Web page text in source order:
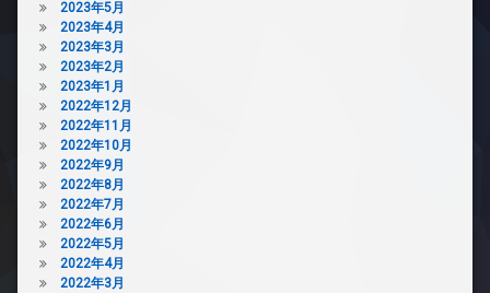
駐
車
場
駐
輪
場
2023年5月
2023年4月
2023年3月
2023年2月
2023年1月
2022年12月
2022年11月
2022年10月
2022年9月
2022年8月
2022年7月
2022年6月
2022年5月
2022年4月
2022年3月